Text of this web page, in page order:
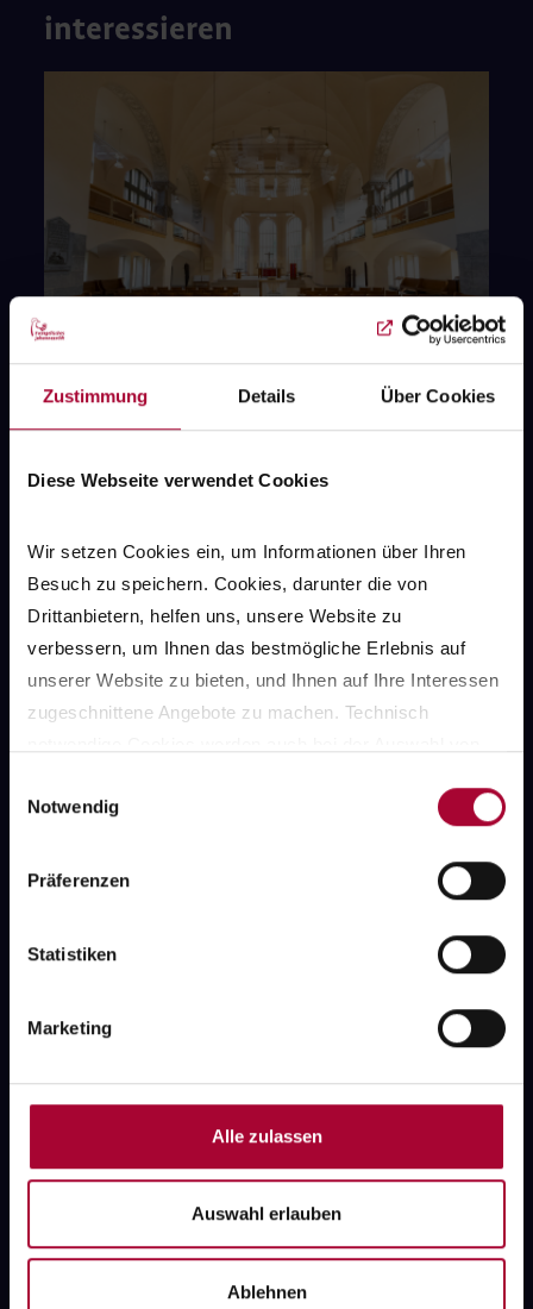
Zustimmung Details Über Cookies
Diese Webseite verwendet Cookies
Wir setzen Cookies ein, um Informationen über Ihren
Besuch zu speichern. Cookies, darunter die von
Drittanbietern, helfen uns, unsere Website zu
verbessern, um Ihnen das bestmögliche Erlebnis auf
unserer Website zu bieten, und Ihnen auf Ihre Interessen
zugeschnittene Angebote zu machen. Technisch
am Seitenende unter Cookie-Einstellungen ändern.
unserer Datenschutzerklärung
Notwendig
Präferenzen
Statistiken
Marketing
Alle zulassen
Auswahl erlauben
Ablehnen
interessieren
Gottesdienst
10:00Uhr
Stiftskirche
mit Diakon Martin Howen
Gottesdienst mit Abendmahl
Sonntag, 16.08.2026
10:00Uhr